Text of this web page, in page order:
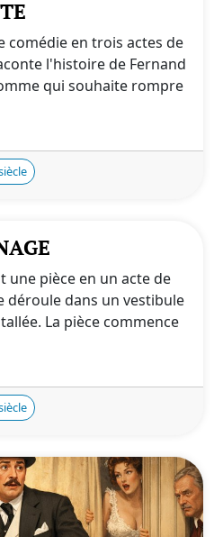
comédie en trois actes de
l'histoire de Fernand
qui souhaite rompre
une pièce en un acte de
déroule dans un vestibule
La pièce commence